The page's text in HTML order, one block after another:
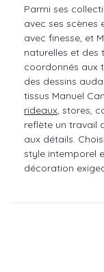
Parmi ses
avec ses scènes
avec finesse, et
naturelles et des
coordonnés aux
des dessins
tissus Manuel
rideaux , stores,
reflète un travail
aux détails.
style intemporel
décoration